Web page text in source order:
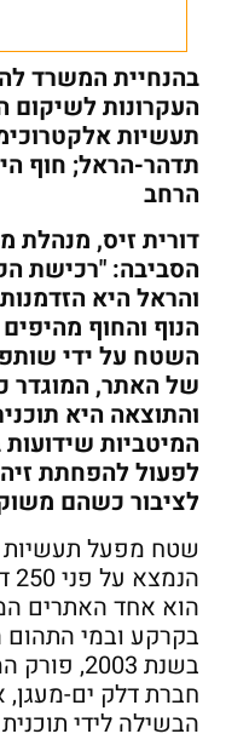
בהנחיית המשרד
העקרונות
תעשיות
תדהר-הראל; חוף
הרחב
דורית זיס, מנהלת
הסביבה: "רכישת
והראל היא
הנוף והחוף
השטח על ידי
של האתר, המוגדר
והתוצאה היא
המיטביות
לפעול להפחתת
לציבור כשהם
שטח מפעל תעשיות
הוא אחד האתרים
בקרקע ובמי התהום
בשנת
חברת דלק ים-
הבשילה לידי